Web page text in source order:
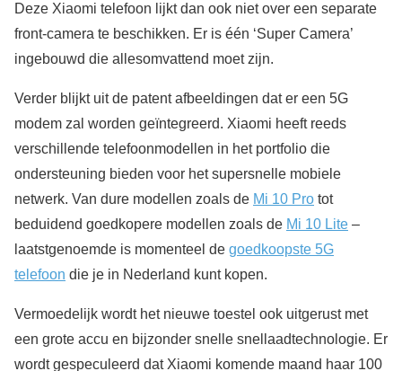
Deze Xiaomi telefoon lijkt dan ook niet over een separate
front-camera te beschikken. Er is één ‘Super Camera’
ingebouwd die allesomvattend moet zijn.
Verder blijkt uit de patent afbeeldingen dat er een 5G
modem zal worden geïntegreerd. Xiaomi heeft reeds
verschillende telefoonmodellen in het portfolio die
ondersteuning bieden voor het supersnelle mobiele
netwerk. Van dure modellen zoals de Mi 10 Pro tot
beduidend goedkopere modellen zoals de Mi 10 Lite –
laatstgenoemde is momenteel de goedkoopste 5G
telefoon die je in Nederland kunt kopen.
Vermoedelijk wordt het nieuwe toestel ook uitgerust met
een grote accu en bijzonder snelle snellaadtechnologie. Er
wordt gespeculeerd dat Xiaomi komende maand haar 100